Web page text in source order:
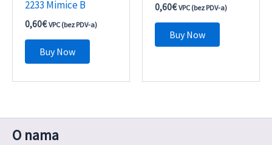
2233 Mimice B
0,60€ VPC (bez PDV-a)
Buy Now
0,60€ VPC (bez PDV-a)
Buy Now
O nama